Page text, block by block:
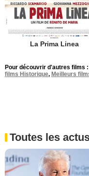
La Prima Linea
Pour découvrir d'autres films :
films Historique, Meilleurs
Toutes les